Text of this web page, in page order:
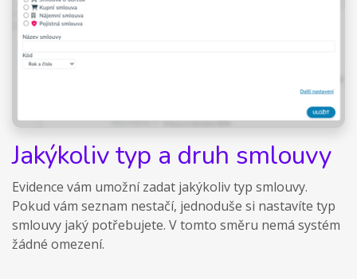
Jakýkoliv typ a druh smlouvy
Evidence vám umožní zadat jakýkoliv typ smlouvy.
Pokud vám seznam nestačí, jednoduše si nastavíte typ
smlouvy jaký potřebujete. V tomto směru nemá systém
žádné omezení.